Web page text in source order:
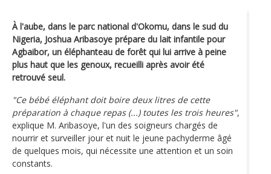
À l'aube, dans le parc national d'Okomu, dans le sud du
Nigeria, Joshua Aribasoye prépare du lait infantile pour
Agbaibor, un éléphanteau de forêt qui lui arrive à peine
plus haut que les genoux, recueilli après avoir été
retrouvé seul.
"Ce bébé éléphant doit boire deux litres de cette
préparation à chaque repas (...) toutes les trois heures",
explique M. Aribasoye, l'un des soigneurs chargés de
nourrir et surveiller jour et nuit le jeune pachyderme âgé
de quelques mois, qui nécessite une attention et un soin
constants.